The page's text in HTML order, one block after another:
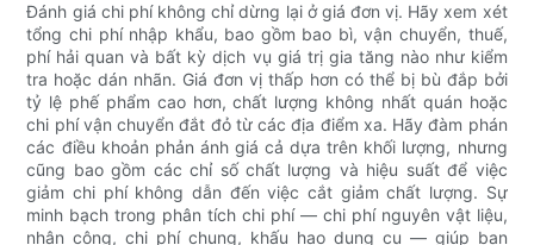
Đánh giá chi phí không chỉ dừng lại ở giá đơn vị. Hãy xem xét
tổng chi phí nhập khẩu, bao gồm bao bì, vận chuyển, thuế,
phí hải quan và bất kỳ dịch vụ giá trị gia tăng nào như kiểm
tra hoặc dán nhãn. Giá đơn vị thấp hơn có thể bị bù đắp bởi
tỷ lệ phế phẩm cao hơn, chất lượng không nhất quán hoặc
chi phí vận chuyển đắt đỏ từ các địa điểm xa. Hãy đàm phán
các điều khoản phản ánh giá cả dựa trên khối lượng, nhưng
cũng bao gồm các chỉ số chất lượng và hiệu suất để việc
giảm chi phí không dẫn đến việc cắt giảm chất lượng. Sự
minh bạch trong phân tích chi phí — chi phí nguyên vật liệu,
nhân công, chi phí chung, khấu hao dụng cụ — giúp bạn